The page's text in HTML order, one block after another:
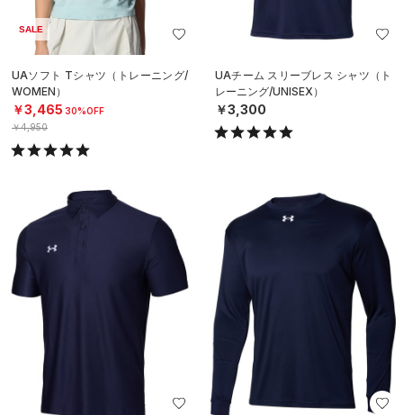
SALE
UAソフト Tシャツ（トレーニング/
WOMEN）
￥3,465 30%OFF
￥4,950
UAチーム スリーブレス シャツ（ト
レーニング/UNISEX）
￥3,300